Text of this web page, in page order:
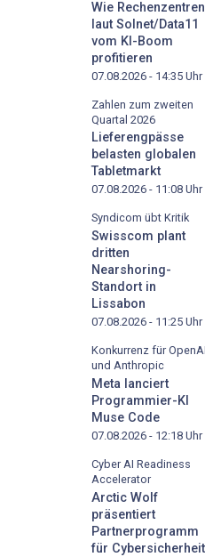
Wie Rechenzentren
laut Solnet/Data11
vom KI-Boom
profitieren
07.08.2026 - 14:35 Uhr
Zahlen zum zweiten
Quartal 2026
Lieferengpässe
belasten globalen
Tabletmarkt
07.08.2026 - 11:08 Uhr
Syndicom übt Kritik
Swisscom plant
dritten
Nearshoring-
Standort in
Lissabon
07.08.2026 - 11:25 Uhr
Konkurrenz für OpenAI
und Anthropic
Meta lanciert
Programmier-KI
Muse Code
07.08.2026 - 12:18 Uhr
Cyber AI Readiness
Accelerator
Arctic Wolf
präsentiert
Partnerprogramm
für Cybersicherheit